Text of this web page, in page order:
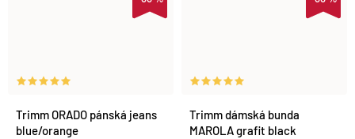
Trimm ORADO pánská jeans
blue/orange
Trimm dámská bunda
MAROLA grafit black